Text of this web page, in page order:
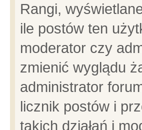
Rangi,
ile postów ten
moderator czy
zmienić wyglądu
administrator
licznik postów i
takich działań i